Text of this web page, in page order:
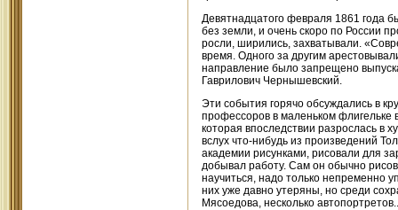
Девятнадцатого февраля 1861 года
без земли, и очень скоро по России
росли, ширились, захватывали.
время. Одного за другим
направление было запрещено
Гаврилович Чернышевский.
Эти события горячо обсуждались в
профессоров в маленьком флигельке
которая впоследствии разрослась в
вслух что-нибудь из произведений
академии рисунками, рисовали для
добывал работу. Сам он обычно
научиться, надо только непременно
них уже давно утеряны, но среди
Мясоедова, несколько